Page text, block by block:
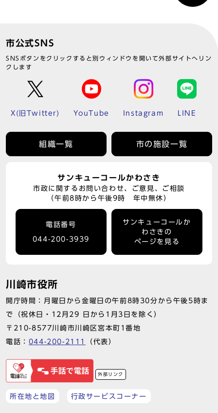
市公式SNS
SNSボタンをクリックすると別ウィンドウを開いて外部サイトへリン
クします
X(旧Twitter) YouTube Instagram LINE
組織一覧 市の施設一覧
サンキューコールかわさき
市政に関するお問い合わせ、ご意見、ご相談
（午前8時から午後9時 年中無休）
電話番号
044-200-3939
サンキューコールか
わさきの
ページを見る
川崎市役所
開庁時間：月曜日から金曜日の午前8時30分から午後5時ま
で（祝休日・12月29 日から1月3日を除く）
〒210-8577川崎市川崎区宮本町1番地
電話： 044-200-2111 （代表）
外部リンク
所在地と地図 行政サービスコーナー